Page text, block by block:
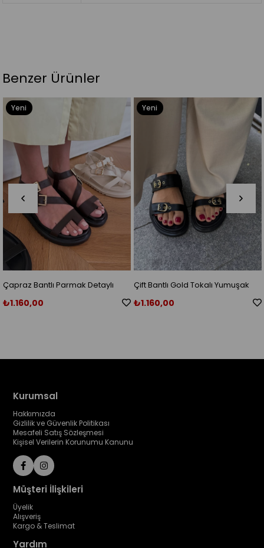
Benzer Ürünler
Çift Bantlı Gold Tokalı Yumuşak
₺1.160,00
Gold Yüzük Modelli
₺1.160,00
Yeni
Kurumsal
Hakkımızda
Gizlilik ve Güvenlik Politikası
Mesafeli Satış Sözleşmesi
Kişisel Verilerin Korunumu Kanunu
Müşteri İlişkileri
Üyelik
Alışveriş
Kargo & Teslimat
Yardım